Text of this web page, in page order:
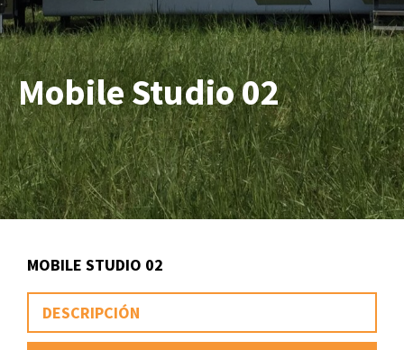
Mobile Studio 02
MOBILE STUDIO 02
DESCRIPCIÓN